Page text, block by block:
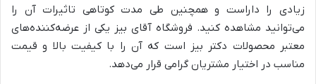
زیادی را داراست و همچنین طی مدت کوتاهی تاثیرات آن را
می‌توانید مشاهده کنید. فروشگاه آقای بیز یکی از عرضه‌کننده‌های
معتبر محصولات دکتر بیز است که آن را با کیفیت بالا و قیمت
مناسب در اختیار مشتریان گرامی قرار می‌دهد.